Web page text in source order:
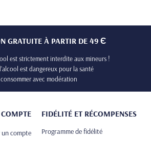
GRATUITE À PARTIR DE 49 Є
est strictement interdite aux mineurs !
est dangereux pour la santé
avec modération
un compte
FIDÉLITÉ ET RÉCOMPENSES
Programme de fidélité